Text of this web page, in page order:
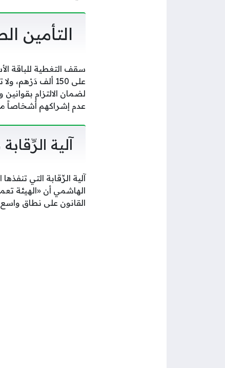
التأمين
على 150 ألف
لضمان الالتزام
عدم إشراكهم أشخاصاً
آلية
آلية الرِّقابة التي
الهاشمي أن «الهيئة
القانون على نطاق